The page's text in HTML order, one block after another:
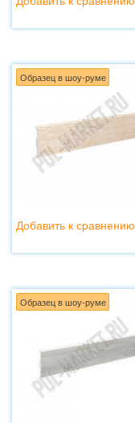
Образец в шоу-руме
Добавить к сравнению
Образец в шоу-руме